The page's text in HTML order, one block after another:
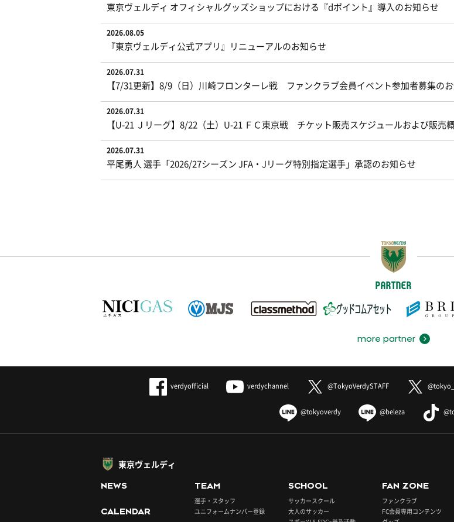
東京ヴェルディ オフィシャルグッズショップにおける『dポイント』導入のお知らせ
2026.08.05
『東京ヴェルディ公式アプリ』リニューアルのお知らせ
2026.07.31
【7/31更新】8/9（日）川崎フロンターレ戦 ファンクラブ会員イベント参加者募集の
2026.07.31
【U-21 Ｊリーグ】8/22（土）U-21 ＦＣ東京戦 チケット販売スケジュールおよび販売
2026.07.31
平尾勇人 選手「2026/27シーズン JFA・Jリーグ特別指定選手」承認のお知らせ
PARTNER
more partner
verdyofficial verdychannel @TokyoVerdySTAFF
@tokyoverdy @beleza
東京ヴェルディ
NEWS
CALENDAR
TEAM
選手・スタッフ
ユニフォームナンバー登録
SCHOOL
サッカースクール
大人のサッカー
FAN ZONE
ファンクラブ
FC会員専用コンテンツ